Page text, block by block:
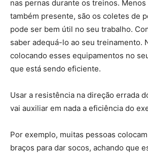
nas pernas durante os treinos. Menos
também presente, são os coletes de
pode ser bem útil no seu trabalho.
saber adequá-lo ao seu treinamento.
colocando esses equipamentos no
que está sendo eficiente.
Usar a resistência na direção errada
vai auxiliar em nada a eficiência do
Por exemplo, muitas pessoas
braços para dar socos, achando que